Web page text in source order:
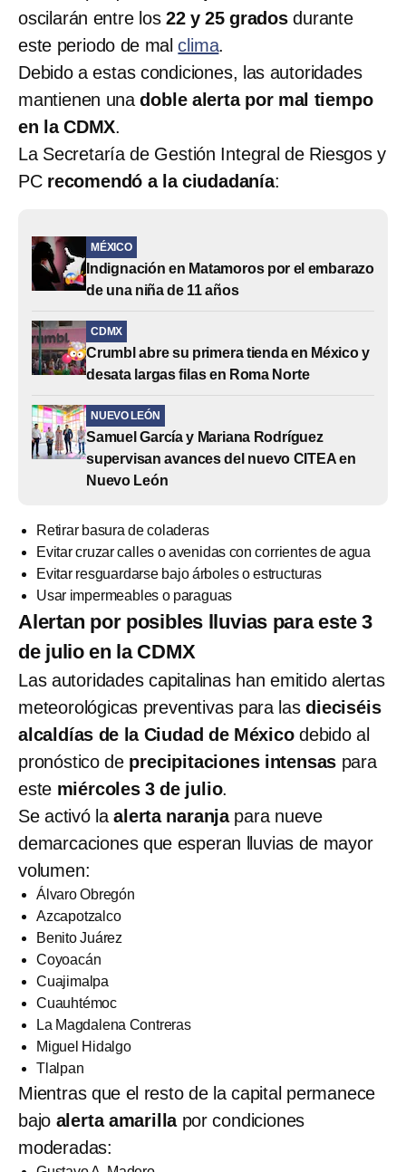
oscilarán entre los 22 y 25 gradosdurante
este periodo de malclima.
Debido a estas condiciones, las autoridades
mantienen unadoble alerta por mal tiempo
en la CDMX.
La Secretaría de Gestión Integral de Riesgos y
PCrecomendó a la ciudadanía:
MÉXICO
Indignación en Matamoros por el embarazo
de una niña de 11 años
CDMX
Crumbl abre su primera tienda en México y
desata largas filas en Roma Norte
NUEVO LEÓN
Samuel García y Mariana Rodríguez
supervisan avances del nuevo CITEA en
Nuevo León
Retirar basura de coladeras
Evitar cruzar calles o avenidas con corrientes de agua
Evitar resguardarse bajo árboles o estructuras
Usar impermeables o paraguas
Alertan por posibles lluvias para este 3
de julio en la CDMX
Las autoridades capitalinas han emitido alertas
meteorológicas preventivas para lasdieciséis
alcaldías de la Ciudad de México debido al
pronóstico de precipitaciones intensas para
este miércoles 3 de julio.
Se activó laalerta naranja para nueve
demarcaciones que esperan lluvias de mayor
volumen:
Álvaro Obregón
Azcapotzalco
Benito Juárez
Coyoacán
Cuajimalpa
Cuauhtémoc
La Magdalena Contreras
Miguel Hidalgo
Tlalpan
Mientras que el resto de la capital permanece
bajo alerta amarilla por condiciones
moderadas: